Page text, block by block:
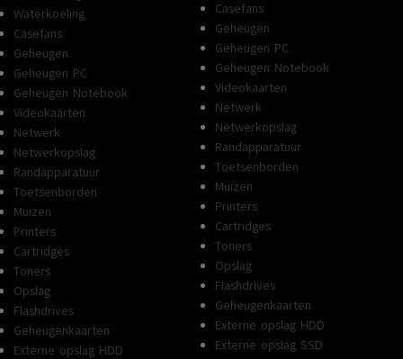
Waterkoeling
Casefans
Geheugen
Geheugen PC
Geheugen Notebook
Videokaarten
Netwerk
Netwerkopslag
Randapparatuur
Toetsenborden
Muizen
Printers
Cartridges
Toners
Opslag
Flashdrives
Geheugenkaarten
Externe opslag HDD
Casefans
Geheugen
Geheugen PC
Geheugen Notebook
Videokaarten
Netwerk
Netwerkopslag
Randapparatuur
Toetsenborden
Muizen
Printers
Cartridges
Toners
Opslag
Flashdrives
Geheugenkaarten
Externe opslag HDD
Externe opslag SSD